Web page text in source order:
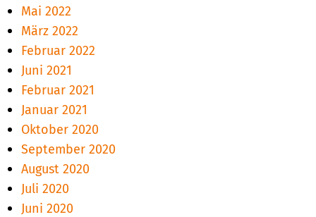
Mai 2022
März 2022
Februar 2022
Juni 2021
Februar 2021
Januar 2021
Oktober 2020
September 2020
August 2020
Juli 2020
Juni 2020